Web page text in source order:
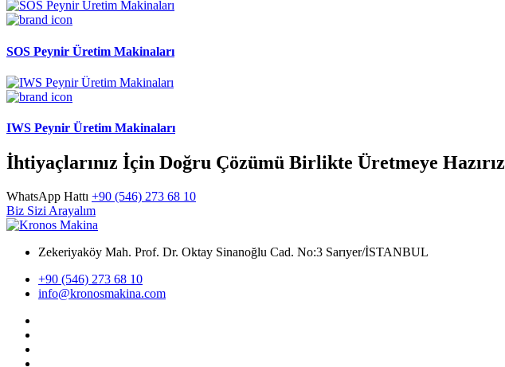
SOS Peynir Üretim Makinaları
IWS Peynir Üretim Makinaları
İhtiyaçlarınız İçin Doğru Çözümü Birlikte Üretmeye Hazırız
WhatsApp Hattı +90 (546) 273 68 10
Biz Sizi Arayalım
Zekeriyaköy Mah. Prof. Dr. Oktay Sinanoğlu Cad. No:3 Sarıyer/İSTANBUL
+90 (546) 273 68 10
info@kronosmakina.com